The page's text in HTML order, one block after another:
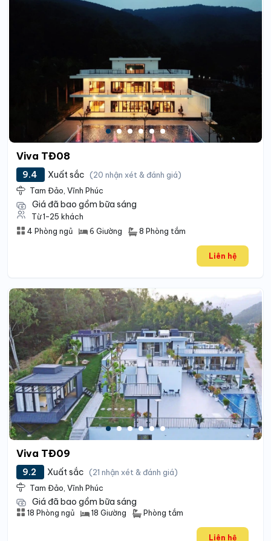
Viva TĐ08
9.4 Xuất sắc (20 nhận xét & đánh giá)
Tam Đảo, Vĩnh Phúc
Giá đã bao gồm bữa sáng
Từ 1-25 khách
4 Phòng ngủ
6 Giường 8 Phòng tắm
Liên hệ
Viva TĐ09
9.2 Xuất sắc (21 nhận xét & đánh giá)
Tam Đảo, Vĩnh Phúc
Giá đã bao gồm bữa sáng
18 Phòng ngủ 18 Giường Phòng tắm
Liên hệ